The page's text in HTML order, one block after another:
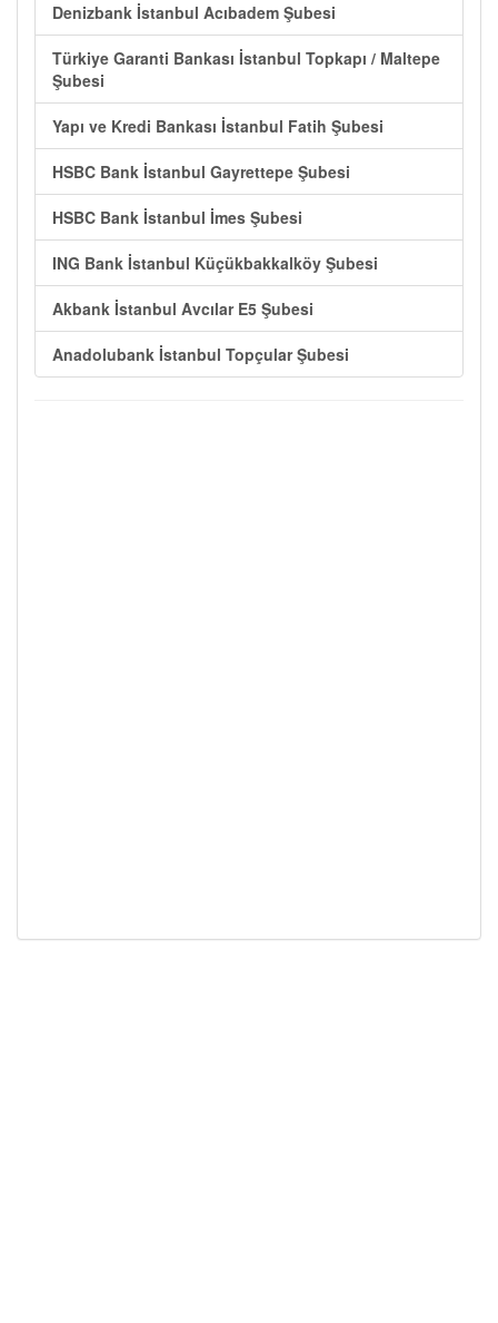
Denizbank İstanbul Acıbadem Şubesi
Türkiye Garanti Bankası İstanbul Topkapı / Maltepe
Şubesi
Yapı ve Kredi Bankası İstanbul Fatih Şubesi
HSBC Bank İstanbul Gayrettepe Şubesi
HSBC Bank İstanbul İmes Şubesi
ING Bank İstanbul Küçükbakkalköy Şubesi
Akbank İstanbul Avcılar E5 Şubesi
Anadolubank İstanbul Topçular Şubesi